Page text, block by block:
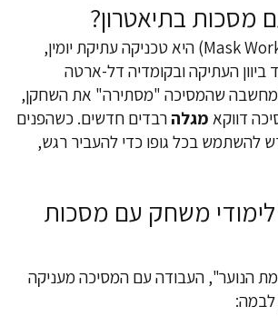
מסכות בתיאטרון?
עבודה עם מסכות (Mask Work) היא טכניקה עתיקת יומין,
ביוון העתיקה ובקומדיה דל-ארטה
למחשבה שהמסיכה "מסתירה" את השחקן,
דווקא מגלה רבדים חדשים. כשהפנים
להשתמש בכל גופו כדי להעביר רגש,
לימודי משחק עם מסכות
הנוער", העבודה עם המסיכה מעניקה
לבמה: